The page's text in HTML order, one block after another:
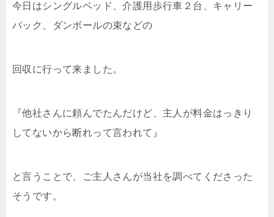
今日はシングルベッド、介護用歩行車２台、キャリー
バック、ダンボールの束などの
回収に行って来ました。
『他社さんに頼んでたんだけど、主人が料金はっきり
してないから断れって言われて』
と言うことで、ご主人さんが当社を調べてくださった
そうです。